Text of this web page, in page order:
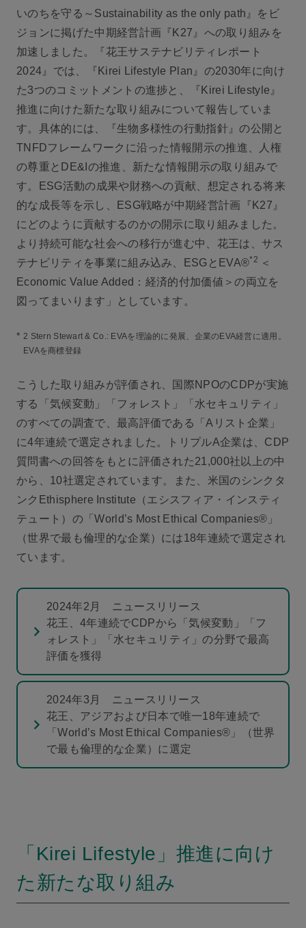
いのちを守る～Sustainability as the only path』をビ
ジョンに掲げた中期経営計画『K27』への取り組みを
加速しました。『花王サステナビリティレポート
2024』では、『Kirei Lifestyle Plan』の2030年に向け
た3つのコミットメントの進捗と、『Kirei Lifestyle』
推進に向けた新たな取り組みについて報告していま
す。具体的には、『生物多様性の行動指針』の公開と
TNFDフレームワークに沿った情報開示の推進、人権
の尊重とDE&Iの推進、新たな情報開示の取り組みで
す。ESG活動の成果や財務への貢献、想定される将来
的な成長等を示し、ESG戦略が中期経営計画『K27』
にどのように貢献するのかの開示に取り組みました。
より持続可能な社会への移行が進む中、花王は、サス
テナビリティを事業に組み込み、ESGとEVA®*2 ＜
Economic Value Added：経済的付加価値＞の両立を
図ってまいります」としています。
* 2 Stern Stewart & Co.: EVAを理論的に発展、企業のEVA経営に適用。
EVAを商標登録
こうした取り組みが評価され、国際NPOのCDPが実施
する「気候変動」「フォレスト」「水セキュリティ」
のすべての調査で、最高評価である「Aリスト企業」
に4年連続で選定されました。トリプルA企業は、CDP
質問書への回答をもとに評価された21,000社以上の中
から、10社選定されています。また、米国のシンクタ
ンクEthisphere Institute（エシスフィア・インスティ
テュート）の「World’s Most Ethical Companies®」
（世界で最も倫理的な企業）には18年連続で選定され
ています。
2024年2月 ニュースリリース
花王、4年連続でCDPから「気候変動」「フ
ォレスト」「水セキュリティ」の分野で最高
評価を獲得
2024年3月 ニュースリリース
花王、アジアおよび日本で唯一18年連続で
「World’s Most Ethical Companies®」（世界
で最も倫理的な企業）に選定
「Kirei Lifestyle」推進に向け
た新たな取り組み